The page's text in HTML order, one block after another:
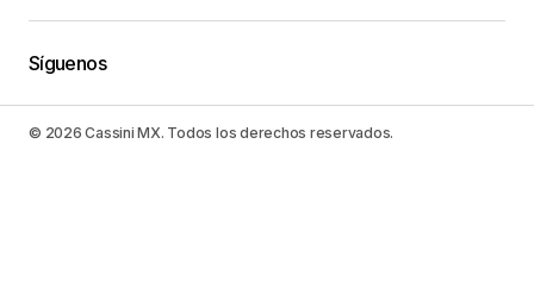
Síguenos
© 2026 Cassini MX. Todos los derechos reservados.